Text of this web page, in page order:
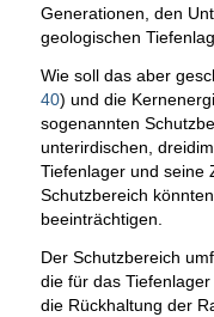
Generationen, den
geologischen
Wie soll das aber
40) und die
sogenannten
unterirdischen,
Tiefenlager und seine
Schutzbereich
beeinträchtigen.
Der Schutzbereich
die für das
die Rückhaltung der